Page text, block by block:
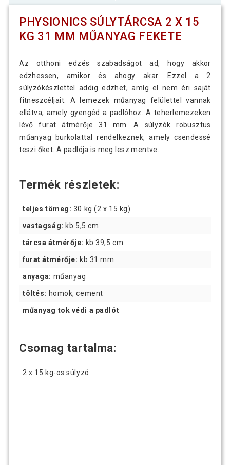
PHYSIONICS SÚLYTÁRCSA 2 X 15
KG 31 MM MŰANYAG FEKETE
Az otthoni edzés szabadságot ad, hogy akkor
edzhessen, amikor és ahogy akar. Ezzel a 2
súlyzókészlettel addig edzhet, amíg el nem éri saját
fitneszcéljait. A lemezek műanyag felülettel vannak
ellátva, amely gyengéd a padlóhoz. A teherlemezeken
lévő furat átmérője 31 mm. A súlyzók robusztus
műanyag burkolattal rendelkeznek, amely csendessé
teszi őket. A padlója is meg lesz mentve.
Termék részletek:
teljes tömeg: 30 kg (2 x 15 kg)
vastagság: kb 5,5 cm
tárcsa átmérője: kb 39,5 cm
furat átmérője: kb 31 mm
anyaga: műanyag
töltés: homok, cement
műanyag tok védi a padlót
Csomag tartalma:
2 x 15 kg-os súlyzó